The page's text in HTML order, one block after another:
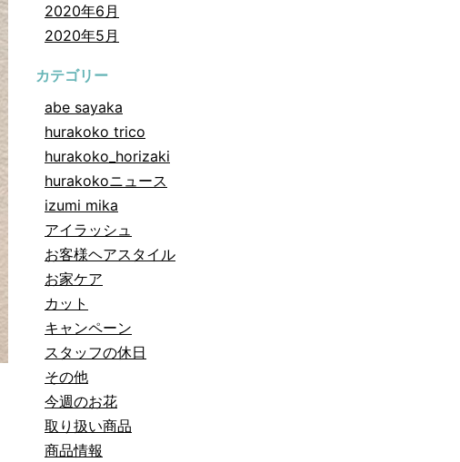
2020年6月
2020年5月
カテゴリー
abe sayaka
hurakoko trico
hurakoko_horizaki
hurakokoニュース
izumi mika
アイラッシュ
お客様ヘアスタイル
お家ケア
カット
キャンペーン
スタッフの休日
その他
今週のお花
取り扱い商品
商品情報